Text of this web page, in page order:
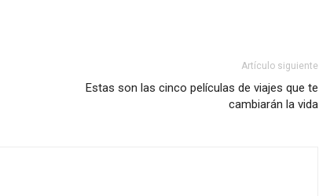
Artículo siguiente
Estas son las cinco películas de viajes que te
cambiarán la vida